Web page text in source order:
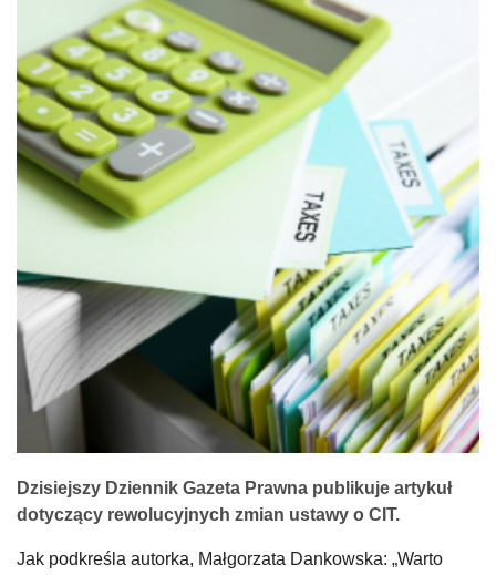
Dzisiejszy Dziennik Gazeta Prawna publikuje artykuł
dotyczący rewolucyjnych zmian ustawy o CIT.
Jak podkreśla autorka, Małgorzata Dankowska: „Warto